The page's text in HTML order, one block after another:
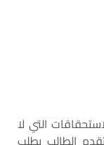
التي لا
الطالب بطلب